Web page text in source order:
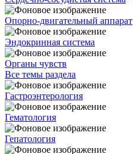
Опорно-двигательный аппарат
Эндокринная система
Органы чувств
Все темы раздела
Гастроэнтерология
Гематология
Гепатология